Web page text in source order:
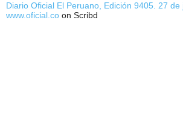
Diario Oficial El Peruano, Edición 9405. 27 de
www.oficial.co on Scribd